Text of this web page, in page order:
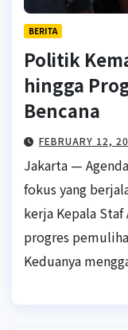
BERITA
Politik
hingga
Bencana
FEBRUARY 12,
Jakarta —
fokus yang
kerja Kepala
progres
Keduanya